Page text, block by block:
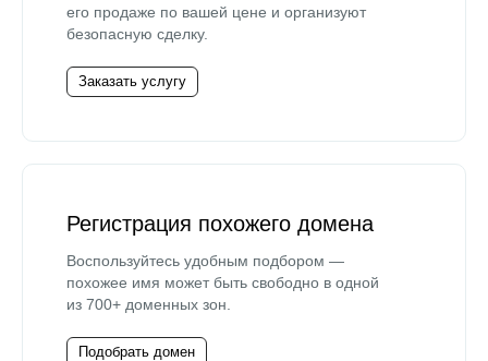
его продаже по вашей цене и организуют
безопасную сделку.
Заказать услугу
Регистрация похожего домена
Воспользуйтесь удобным подбором —
похожее имя может быть свободно в одной
из 700+ доменных зон.
Подобрать домен